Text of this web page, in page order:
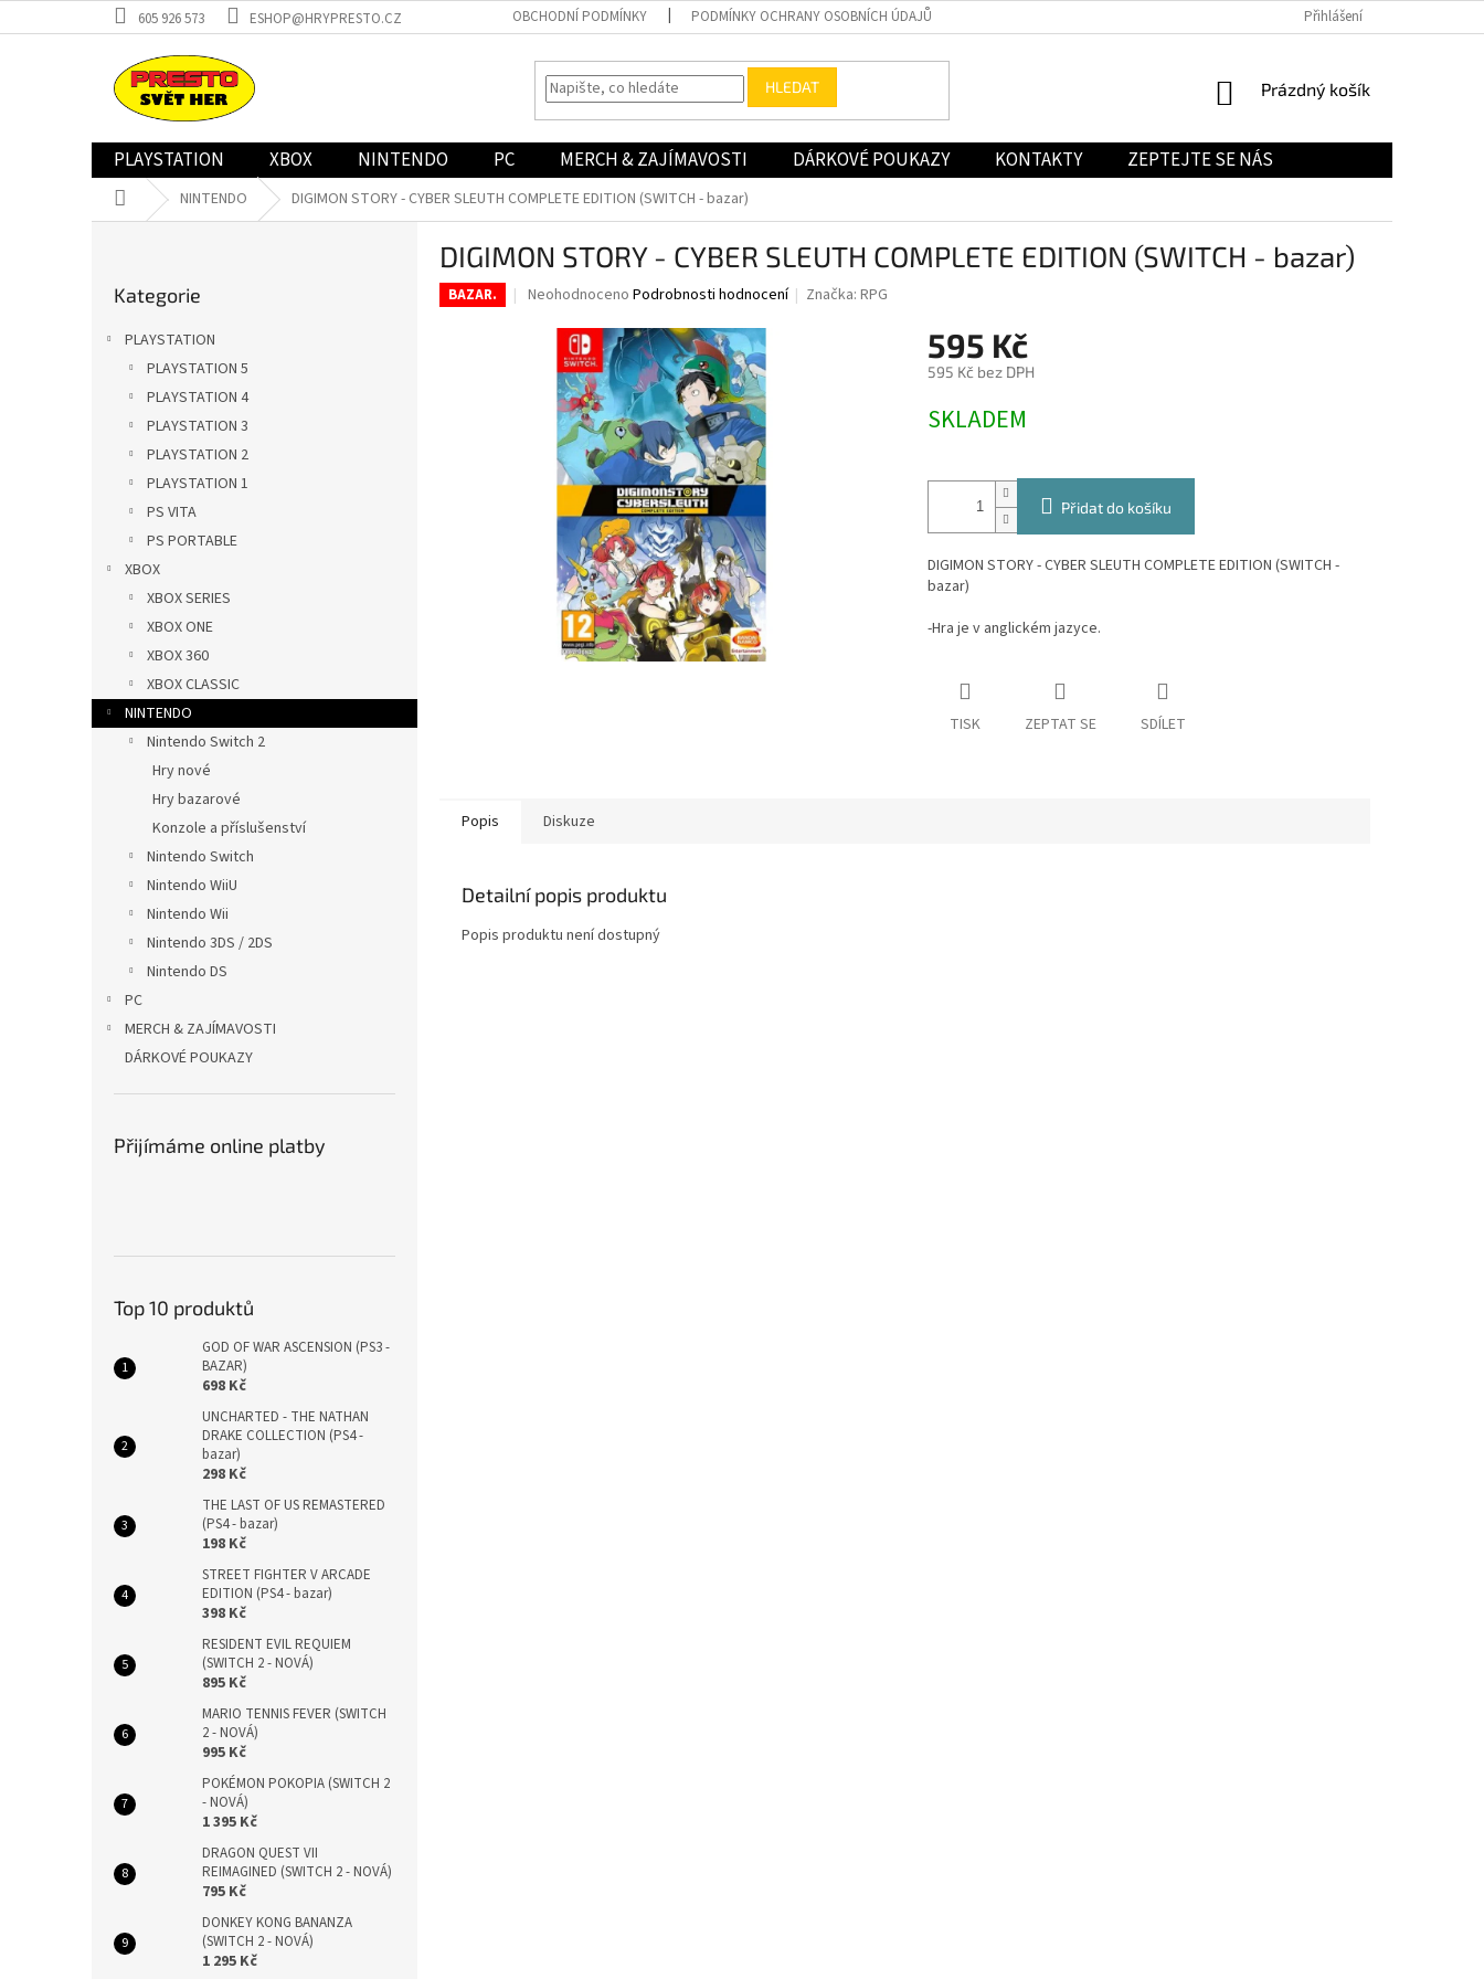
na
605 926 573 ESHOP@HRYPRESTO.CZ OBCHODNÍ PODMÍNKY PODMÍNKY OCHRANY OSOBNÍCH ÚDAJŮ Přihlášení
HLEDAT
NÁKUPNÍ
Prázdný košík
PLAYSTATION XBOX NINTENDO PC MERCH & ZAJÍMAVOSTI DÁRKOVÉ POUKAZY KONTAKTY ZEPTEJTE SE NÁS
Domů NINTENDO DIGIMON STORY - CYBER SLEUTH COMPLETE EDITION (SWITCH - bazar)
kategorie
Kategorie
PLAYSTATION
PLAYSTATION 5
PLAYSTATION 4
PLAYSTATION 3
PLAYSTATION 2
PLAYSTATION 1
PS VITA
PS PORTABLE
XBOX
XBOX SERIES
XBOX ONE
XBOX 360
XBOX CLASSIC
NINTENDO
Nintendo Switch 2
Hry nové
Hry bazarové
Konzole a příslušenství
Nintendo Switch
Nintendo WiiU
Nintendo Wii
Nintendo 3DS / 2DS
Nintendo DS
PC
MERCH & ZAJÍMAVOSTI
DÁRKOVÉ POUKAZY
Přijímáme online platby
Top 10 produktů
GOD OF WAR ASCENSION (PS3 -
BAZAR)
698 Kč
UNCHARTED - THE NATHAN
DRAKE COLLECTION (PS4 -
bazar)
298 Kč
THE LAST OF US REMASTERED
(PS4 - bazar)
198 Kč
STREET FIGHTER V ARCADE
EDITION (PS4 - bazar)
398 Kč
RESIDENT EVIL REQUIEM
(SWITCH 2 - NOVÁ)
895 Kč
MARIO TENNIS FEVER (SWITCH
2 - NOVÁ)
995 Kč
POKÉMON POKOPIA (SWITCH 2
- NOVÁ)
1 395 Kč
DRAGON QUEST VII
REIMAGINED (SWITCH 2 - NOVÁ)
795 Kč
DONKEY KONG BANANZA
(SWITCH 2 - NOVÁ)
1 295 Kč
DIGIMON STORY - CYBER SLEUTH COMPLETE EDITION (SWITCH - bazar)
BAZAR.
Průměrné
produktu
hvězdiček.
Neohodnoceno Podrobnosti hodnocení Značka:RPG
595 Kč
595 Kč bez DPH
cena:
SKLADEM
Přidat do košíku
DIGIMON STORY - CYBER SLEUTH COMPLETE EDITION (SWITCH -
bazar)
-Hra je v anglickém jazyce.
TISK ZEPTAT SE SDÍLET
Popis Diskuze
Detailní popis produktu
Popis produktu není dostupný